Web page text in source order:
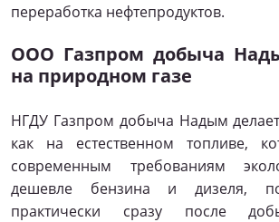
переработка нефтепродуктов.
ООО Газпром добыча
на природном газе
НГДУ Газпром добыча Надым делает
как на естественном топливе,
современным требованиям
дешевле бензина и дизеля,
практически сразу после